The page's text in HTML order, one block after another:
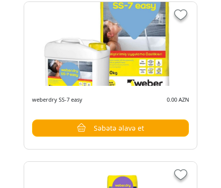
weberdry SS-7 easy 0.00 AZN
Səbətə əlavə et